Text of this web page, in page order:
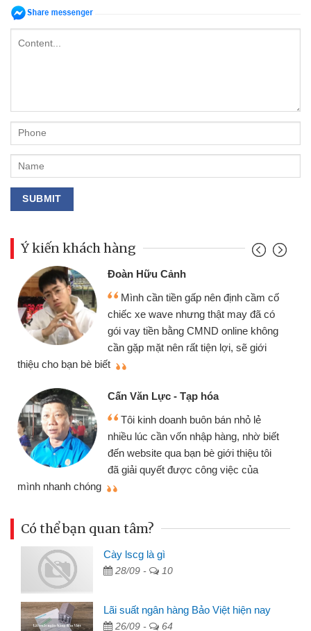
Ý kiến khách hàng
Đoàn Hữu Cảnh
Mình cần tiền gấp nên định cầm cố
chiếc xe wave nhưng thật may đã có
gói vay tiền bằng CMND online không
cần gặp mặt nên rất tiện lợi, sẽ giới
thiệu cho bạn bè biết
Cấn Văn Lực - Tạp hóa
Tôi kinh doanh buôn bán nhỏ lẻ
nhiều lúc cần vốn nhập hàng, nhờ biết
đến website qua bạn bè giới thiệu tôi
đã giải quyết được công việc của
mình nhanh chóng
Có thể bạn quan tâm?
Cày lscg là gì
28/09 - 10
Lãi suất ngân hàng Bảo Việt hiện nay
26/09 - 64